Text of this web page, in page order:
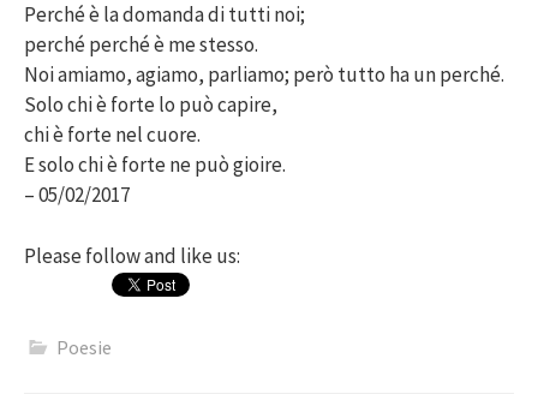
Perché è la domanda di tutti noi;
perché perché è me stesso.
Noi amiamo, agiamo, parliamo; però tutto ha un perché.
Solo chi è forte lo può capire,
chi è forte nel cuore.
E solo chi è forte ne può gioire.
– 05/02/2017
Please follow and like us:
Poesie